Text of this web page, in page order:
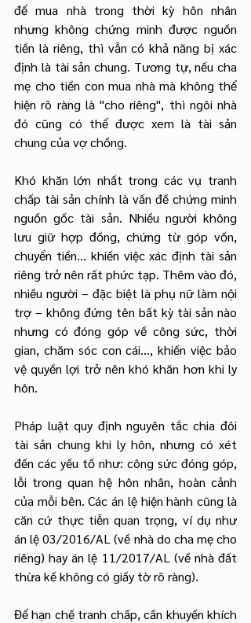
để mua nhà trong thời kỳ hôn nhân
nhưng không chứng minh được nguồn
tiền là riêng, thì vẫn có khả năng bị xác
định là tài sản chung. Tương tự, nếu cha
mẹ cho tiền con mua nhà mà không thể
hiện rõ ràng là "cho riêng", thì ngôi nhà
đó cũng có thể được xem là tài sản
chung của vợ chồng.
Khó khăn lớn nhất trong các vụ tranh
chấp tài sản chính là vấn đề chứng minh
nguồn gốc tài sản. Nhiều người không
lưu giữ hợp đồng, chứng từ góp vốn,
chuyển tiền... khiến việc xác định tài sản
riêng trở nên rất phức tạp. Thêm vào đó,
nhiều người – đặc biệt là phụ nữ làm nội
trợ – không đứng tên bất kỳ tài sản nào
nhưng có đóng góp về công sức, thời
gian, chăm sóc con cái…, khiến việc bảo
vệ quyền lợi trở nên khó khăn hơn khi ly
hôn.
Pháp luật quy định nguyên tắc chia đôi
tài sản chung khi ly hôn, nhưng có xét
đến các yếu tố như: công sức đóng góp,
lỗi trong quan hệ hôn nhân, hoàn cảnh
của mỗi bên. Các án lệ hiện hành cũng là
căn cứ thực tiễn quan trọng, ví dụ như
án lệ 03/2016/AL (về nhà do cha mẹ cho
riêng) hay án lệ 11/2017/AL (về nhà đất
thừa kế không có giấy tờ rõ ràng).
Để hạn chế tranh chấp, cần khuyến khích